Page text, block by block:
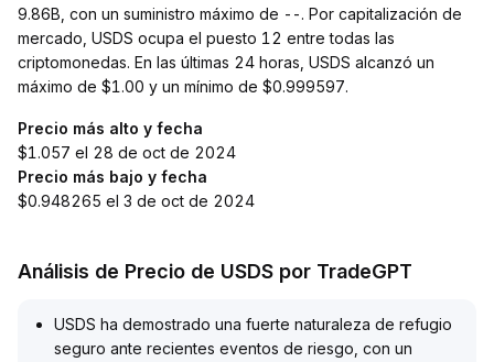
9.86B, con un suministro máximo de --. Por capitalización de
mercado, USDS ocupa el puesto 12 entre todas las
criptomonedas. En las últimas 24 horas, USDS alcanzó un
máximo de $1.00 y un mínimo de $0.999597.
Precio más alto y fecha
$1.057 el 28 de oct de 2024
Precio más bajo y fecha
$0.948265 el 3 de oct de 2024
Análisis de Precio de USDS por TradeGPT
USDS ha demostrado una fuerte naturaleza de refugio
seguro ante recientes eventos de riesgo, con un